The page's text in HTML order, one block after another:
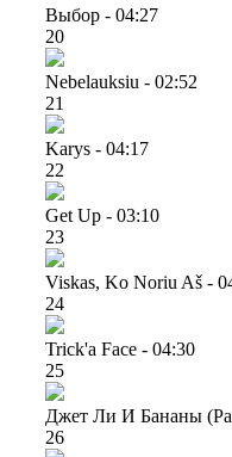
Выбор - 04:27
20
Nebelauksiu - 02:52
21
Karys - 04:17
22
Get Up - 03:10
23
Viskas, Ko Noriu Aš -
24
Trick'a Face - 04:30
25
Джет Ли И Бананы
26